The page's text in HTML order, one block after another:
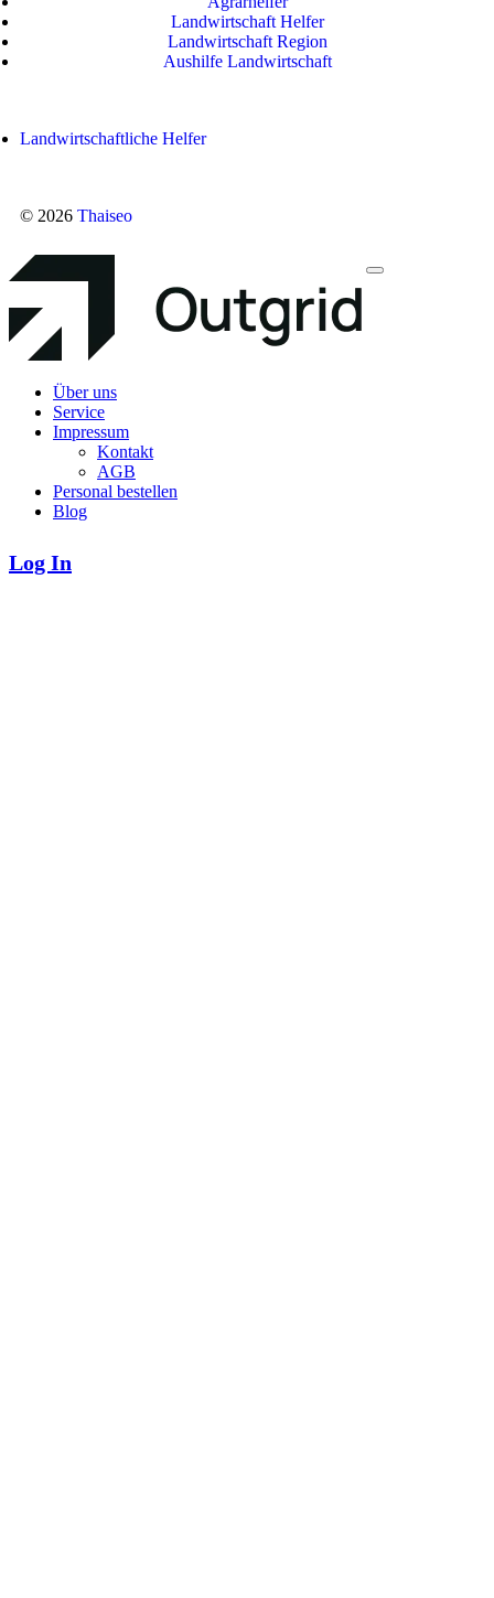
Landwirtschaft Helfer
Landwirtschaft Region
Aushilfe Landwirtschaft
© 2026 Thaiseo
Landwirtschaftliche Helfer
Über uns
Service
Impressum
Kontakt
AGB
Personal bestellen
Blog
Log In